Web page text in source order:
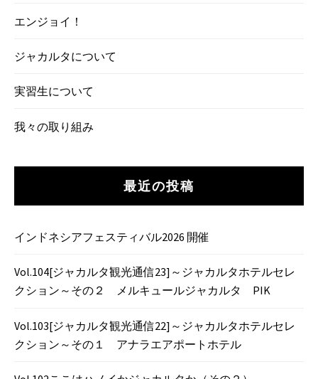
エンジョイ！
ジャカルタについて
実習生について
我々の取り組み
最近の投稿
インドネシアフェスティバル2026 開催
Vol.104[ジャカルタ観光通信23]～ジャカルタホテルセレ
クション～その２ メルキュールジャカルタ PIK
Vol.103[ジャカルタ観光通信22]～ジャカルタホテルセレ
クション～その１ アナラエアポートホテル